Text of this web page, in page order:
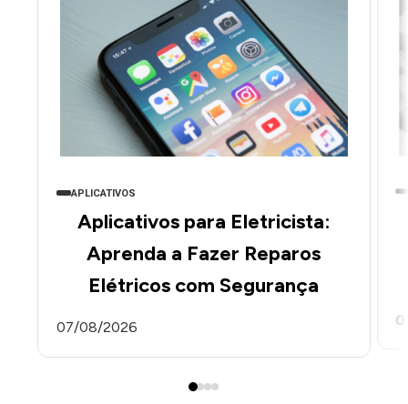
APLICATIVOS
Aplicativos para Eletricista:
Aprenda a Fazer Reparos
Elétricos com Segurança
07/08/2026